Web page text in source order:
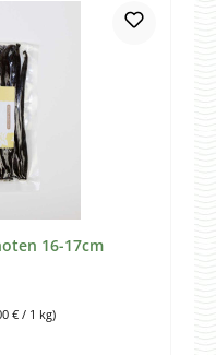
16-17cm
€ / 1 kg)